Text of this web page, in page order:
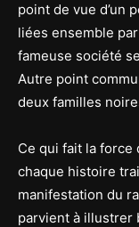
point de vue d’un
liées ensemble
fameuse société
Autre point
deux familles
Ce qui fait la force
chaque histoire
manifestation du
parvient à illustrer